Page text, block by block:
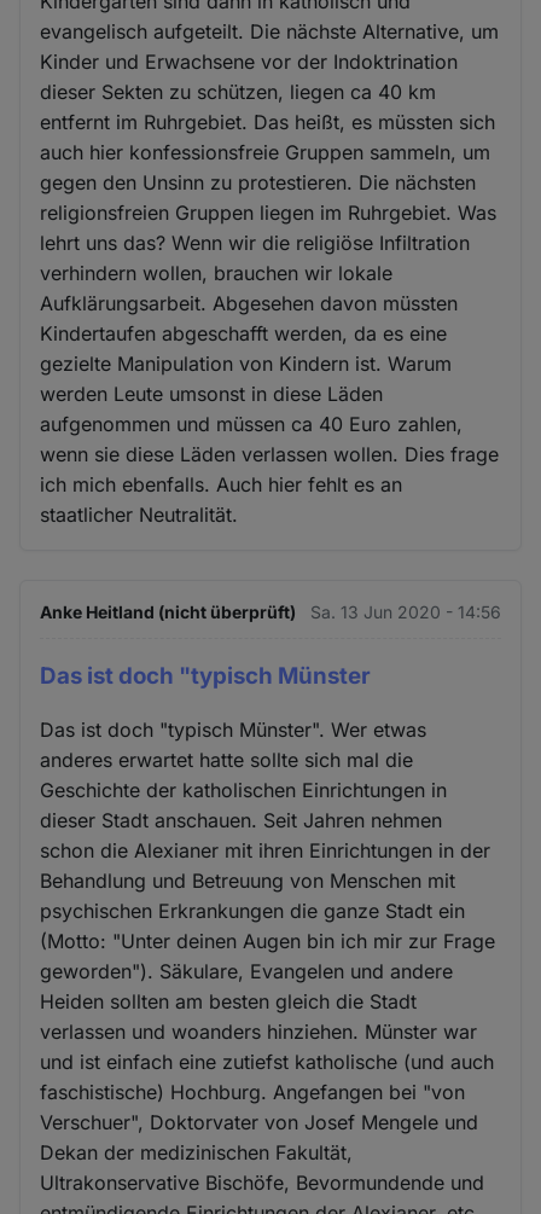
evangelisch aufgeteilt. Die nächste Alternative, um
Kinder und Erwachsene vor der Indoktrination
dieser Sekten zu schützen, liegen ca 40 km
entfernt im Ruhrgebiet. Das heißt, es müssten sich
auch hier konfessionsfreie Gruppen sammeln, um
gegen den Unsinn zu protestieren. Die nächsten
religionsfreien Gruppen liegen im Ruhrgebiet. Was
lehrt uns das? Wenn wir die religiöse Infiltration
verhindern wollen, brauchen wir lokale
Aufklärungsarbeit. Abgesehen davon müssten
Kindertaufen abgeschafft werden, da es eine
gezielte Manipulation von Kindern ist. Warum
werden Leute umsonst in diese Läden
aufgenommen und müssen ca 40 Euro zahlen,
wenn sie diese Läden verlassen wollen. Dies frage
ich mich ebenfalls. Auch hier fehlt es an
staatlicher Neutralität.
Anke Heitland (nicht überprüft) Sa. 13 Jun 2020 - 14:56
Das ist doch "typisch Münster
Das ist doch "typisch Münster". Wer etwas
anderes erwartet hatte sollte sich mal die
Geschichte der katholischen Einrichtungen in
dieser Stadt anschauen. Seit Jahren nehmen
schon die Alexianer mit ihren Einrichtungen in der
Behandlung und Betreuung von Menschen mit
psychischen Erkrankungen die ganze Stadt ein
(Motto: "Unter deinen Augen bin ich mir zur Frage
geworden"). Säkulare, Evangelen und andere
Heiden sollten am besten gleich die Stadt
verlassen und woanders hinziehen. Münster war
und ist einfach eine zutiefst katholische (und auch
faschistische) Hochburg. Angefangen bei "von
Verschuer", Doktorvater von Josef Mengele und
Dekan der medizinischen Fakultät,
Ultrakonservative Bischöfe, Bevormundende und